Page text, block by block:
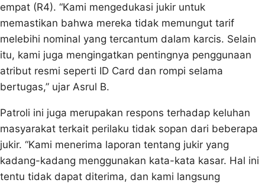
empat (R4). “Kami mengedukasi jukir untuk
memastikan bahwa mereka tidak memungut tarif
melebihi nominal yang tercantum dalam karcis. Selain
itu, kami juga mengingatkan pentingnya penggunaan
atribut resmi seperti ID Card dan rompi selama
bertugas,” ujar Asrul B.
Patroli ini juga merupakan respons terhadap keluhan
masyarakat terkait perilaku tidak sopan dari beberapa
jukir. “Kami menerima laporan tentang jukir yang
kadang-kadang menggunakan kata-kata kasar. Hal ini
tentu tidak dapat diterima, dan kami langsung